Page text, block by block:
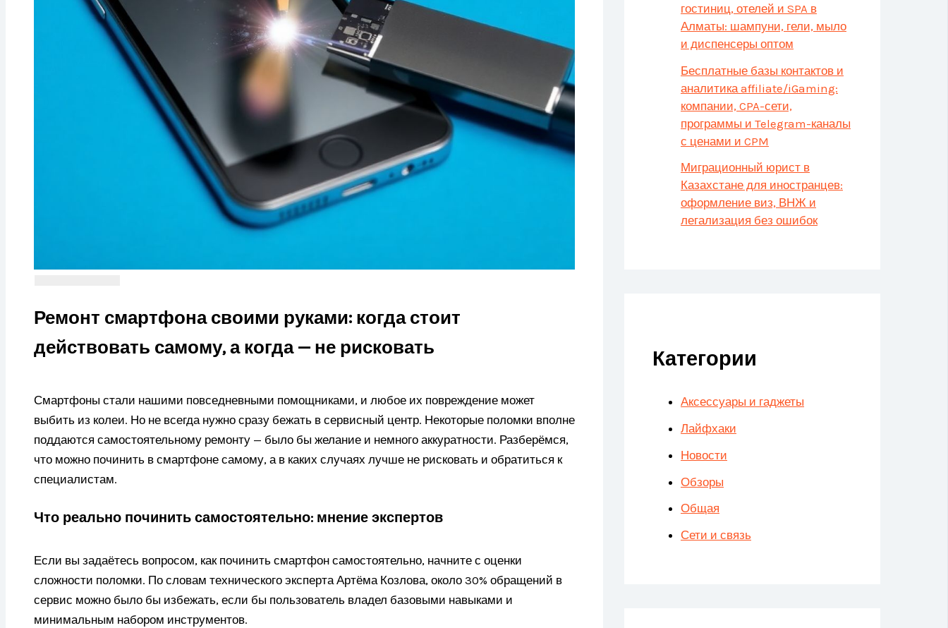
Ремонт смартфона своими руками: когда стоит
действовать самому, а когда — не рисковать
Смартфоны стали нашими повседневными помощниками, и любое их повреждение может
выбить из колеи. Но не всегда нужно сразу бежать в сервисный центр. Некоторые поломки вполне
поддаются самостоятельному ремонту — было бы желание и немного аккуратности. Разберёмся,
что можно починить в смартфоне самому, а в каких случаях лучше не рисковать и обратиться к
специалистам.
Что реально починить самостоятельно: мнение экспертов
Если вы задаётесь вопросом, как починить смартфон самостоятельно, начните с оценки
сложности поломки. По словам технического эксперта Артёма Козлова, около 30% обращений в
сервис можно было бы избежать, если бы пользователь владел базовыми навыками и
минимальным набором инструментов.
гостиниц, отелей и SPA в
Алматы: шампуни, гели, мыло
и диспенсеры оптом
Бесплатные базы контактов и
аналитика affiliate/iGaming:
компании, CPA-сети,
программы и Telegram-каналы
с ценами и CPM
Миграционный юрист в
Казахстане для иностранцев:
оформление виз, ВНЖ и
легализация без ошибок
Категории
Аксессуары и гаджеты
Лайфхаки
Новости
Обзоры
Общая
Сети и связь